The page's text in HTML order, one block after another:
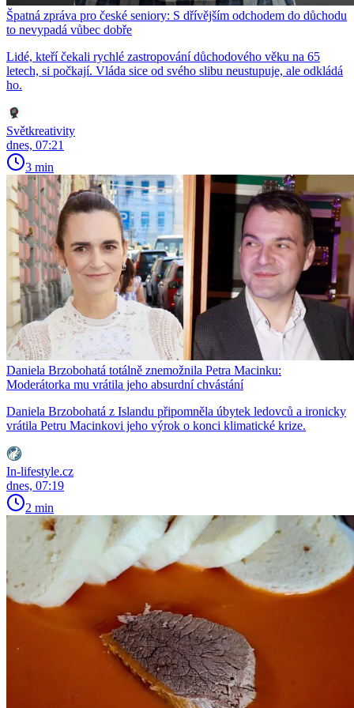
Špatná zpráva pro české seniory: S dřívějším odchodem do důchodu
to nevypadá vůbec dobře
Lidé, kteří čekali rychlé zastropování důchodového věku na 65
letech, si počkají. Vláda sice od svého slibu neustupuje, ale odkládá
ho.
Světkreativity
dnes, 07:21
3 min
Daniela Brzobohatá totálně znemožnila Petra Macinku:
Moderátorka mu vrátila jeho absurdní chvástání
Daniela Brzobohatá z Islandu připomněla úbytek ledovců a ironicky
vrátila Petru Macinkovi jeho výrok o konci klimatické krize.
In-lifestyle.cz
dnes, 07:19
2 min